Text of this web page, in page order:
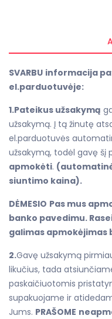
SVARBU informacija
el.parduotuvėje:
1.Pateikus užsakymą
užsakymą. Į tą žinutę
el.parduotuvės
užsakymą, todėl gavę šį
apmokėti.
siuntimo kaina).
DĖMESIO Pas mus
banko pavedimu.
galimas apmokėjimas
2.Gavę užsakymą
likučius, tada
paskaičiuotomis
supakuojame ir
Jums. PRAŠOME